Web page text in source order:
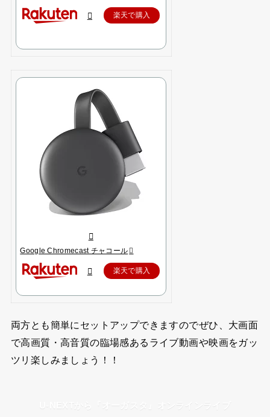
楽天で購入
Google Chromecast チャコール
楽天で購入
両方とも簡単にセットアップできますのでぜひ、大画面
で高画質・高音質の臨場感あるライブ動画や映画をガッ
ツリ楽しみましょう！！
U-NEXTから『オーガスタ』オンラインライブ